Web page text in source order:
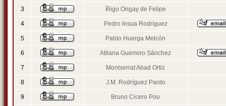
3 Íñigo Ongay de Felipe
4 Pedro Insua Rodríguez
5 Pablo Huerga Melcón
6 Atilana Guerrero Sánchez
7 Montserrat Abad Ortiz
8 J.M. Rodríguez Pardo
9 Bruno Cicero Poo